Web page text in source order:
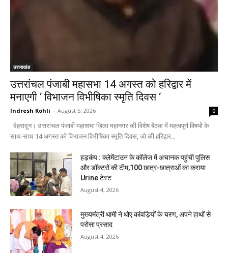
उत्तराखंड
उत्तरांचल पंजाबी महासभा 14 अगस्त को हरिद्वार में
मनाएगी ‘ विभाजन विभीषिका स्मृति दिवस ‘
Indresh Kohli - August 5, 2026 0
देहरादून। उत्तरांचल पंजाबी महासभा जिला महानगर की विशेष बैठक में महत्वपूर्ण विषयों के
साथ-साथ 14 अगस्त को विभाजन विभीषिका स्मृति दिवस, जो की हरिद्वार...
हड़कंप : क्लेमेंटाउन के कॉलेज में अचानक पहुंची पुलिस
और डॉक्टरों की टीम,100 छात्र-छात्राओं का कराया
Urine टेस्ट
August 4, 2026
मुख्यमंत्री धामी ने धोए कांवड़ियों के चरण, अपने हाथों से
परोसा प्रसाद
August 4, 2026